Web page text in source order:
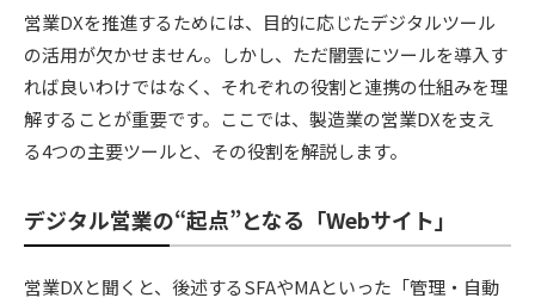
営業DXを推進するためには、目的に応じたデジタルツール
の活用が欠かせません。しかし、ただ闇雲にツールを導入す
れば良いわけではなく、それぞれの役割と連携の仕組みを理
解することが重要です。ここでは、製造業の営業DXを支え
る4つの主要ツールと、その役割を解説します。
デジタル営業の“起点”となる「Webサイト」
営業DXと聞くと、後述するSFAやMAといった「管理・自動